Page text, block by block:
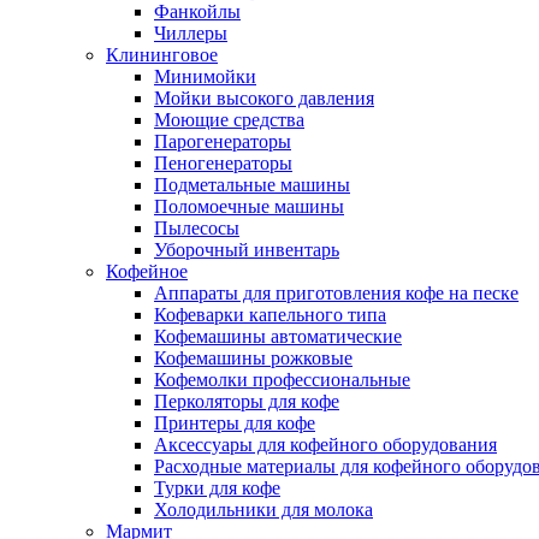
Фанкойлы
Чиллеры
Клининговое
Минимойки
Мойки высокого давления
Моющие средства
Парогенераторы
Пеногенераторы
Подметальные машины
Поломоечные машины
Пылесосы
Уборочный инвентарь
Кофейное
Аппараты для приготовления кофе на песке
Кофеварки капельного типа
Кофемашины автоматические
Кофемашины рожковые
Кофемолки профессиональные
Перколяторы для кофе
Принтеры для кофе
Аксессуары для кофейного оборудования
Расходные материалы для кофейного
Турки для кофе
Холодильники для молока
Мармит